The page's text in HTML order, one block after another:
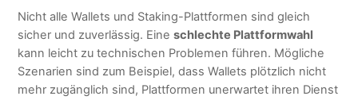
Nicht alle Wallets und Staking-Plattformen sind gleich
sicher und zuverlässig. Eineschlechte Plattformwahl
kann leicht zu technischen Problemen führen. Mögliche
Szenarien sind zum Beispiel, dass Wallets plötzlich nicht
mehr zugänglich sind, Plattformen unerwartet ihren Dienst